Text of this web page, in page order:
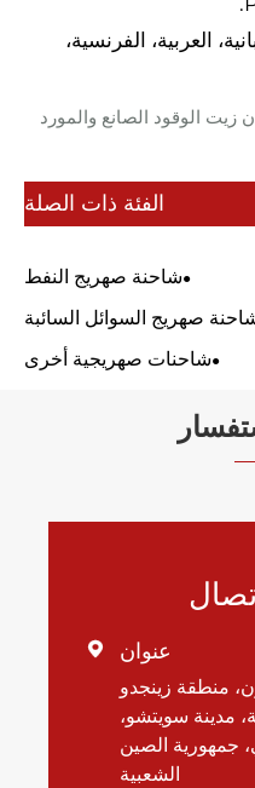
العربية، الفرنسية،
زيت الوقود الصانع والمورد
الفئة ذات الصلة
شاحنة صهريج النفط
صهريج السوائل السائبة
شاحنات صهريجية أخرى
 عنوان
منطقة زينجدو
مدينة سويتشو،
جمهورية الصين
الشعبية